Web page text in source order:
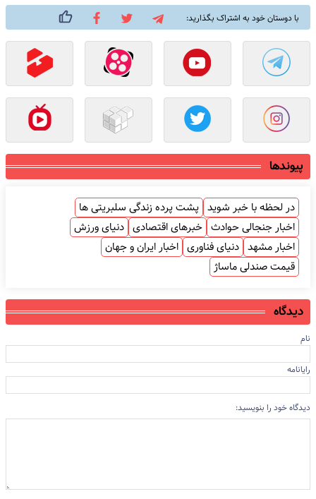
با دوستان خود به اشتراک بگذارید:
پیوندها
در لحظه با خبر شوید پشت پرده زندگی سلبریتی ها
اخبار جنجالی حوادث خبرهای اقتصادی دنیای ورزش
اخبار مشهد دنیای فناوری اخبار ایران و جهان
قیمت صندلی ماساژ
دیدگاه
نام
رایانامه
دیدگاه خود را بنویسید: